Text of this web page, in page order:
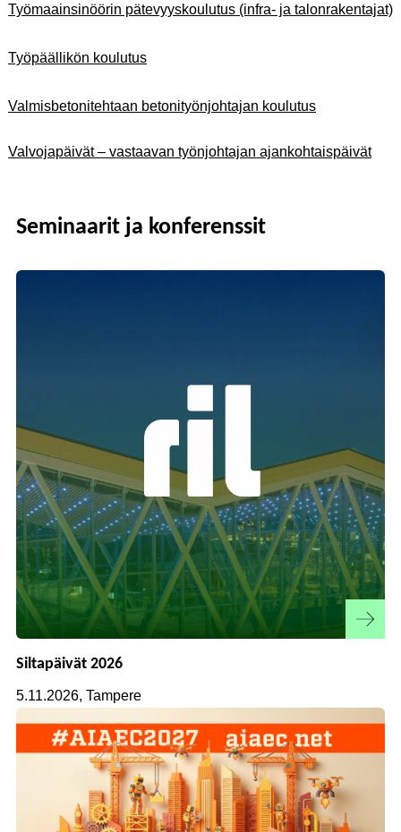
Työmaainsinöörin pätevyyskoulutus (infra- ja talonrakentajat)
Työpäällikön koulutus
Valmisbetonitehtaan betonityönjohtajan koulutus
Valvojapäivät – vastaavan työnjohtajan ajankohtaispäivät
Seminaarit ja konferenssit
Siltapäivät 2026
5.11.2026, Tampere